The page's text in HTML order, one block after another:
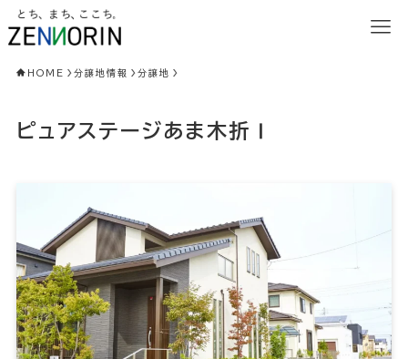
HOME 分譲地情報 分譲地
ピュアステージあま木折Ⅰ